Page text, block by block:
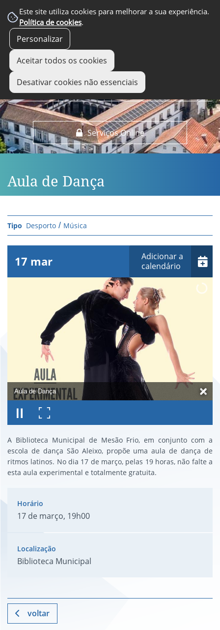
Este site utiliza cookies para melhorar a sua experiência.
Política de cookies.
Personalizar
Aceitar todos os cookies
Desativar cookies não essenciais
Serviços Online
EM DESTAQUE
Aula de Dança
Desporto Música
17 mar
Adicionar a
calendário
Aula de Dança
A Biblioteca Municipal de Mesão Frio, em conjunto com a
escola de dança São Aleixo, propõe uma aula de dança de
ritmos latinos. No dia 17 de março, pelas 19 horas, não falte a
esta aula experimental e totalmente gratuita.
17 de março, 19h00
Biblioteca Municipal
voltar